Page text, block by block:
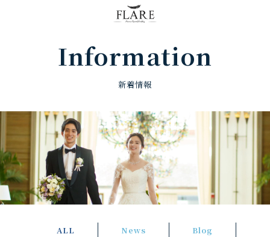
Information
新着情報
ALL News Blog